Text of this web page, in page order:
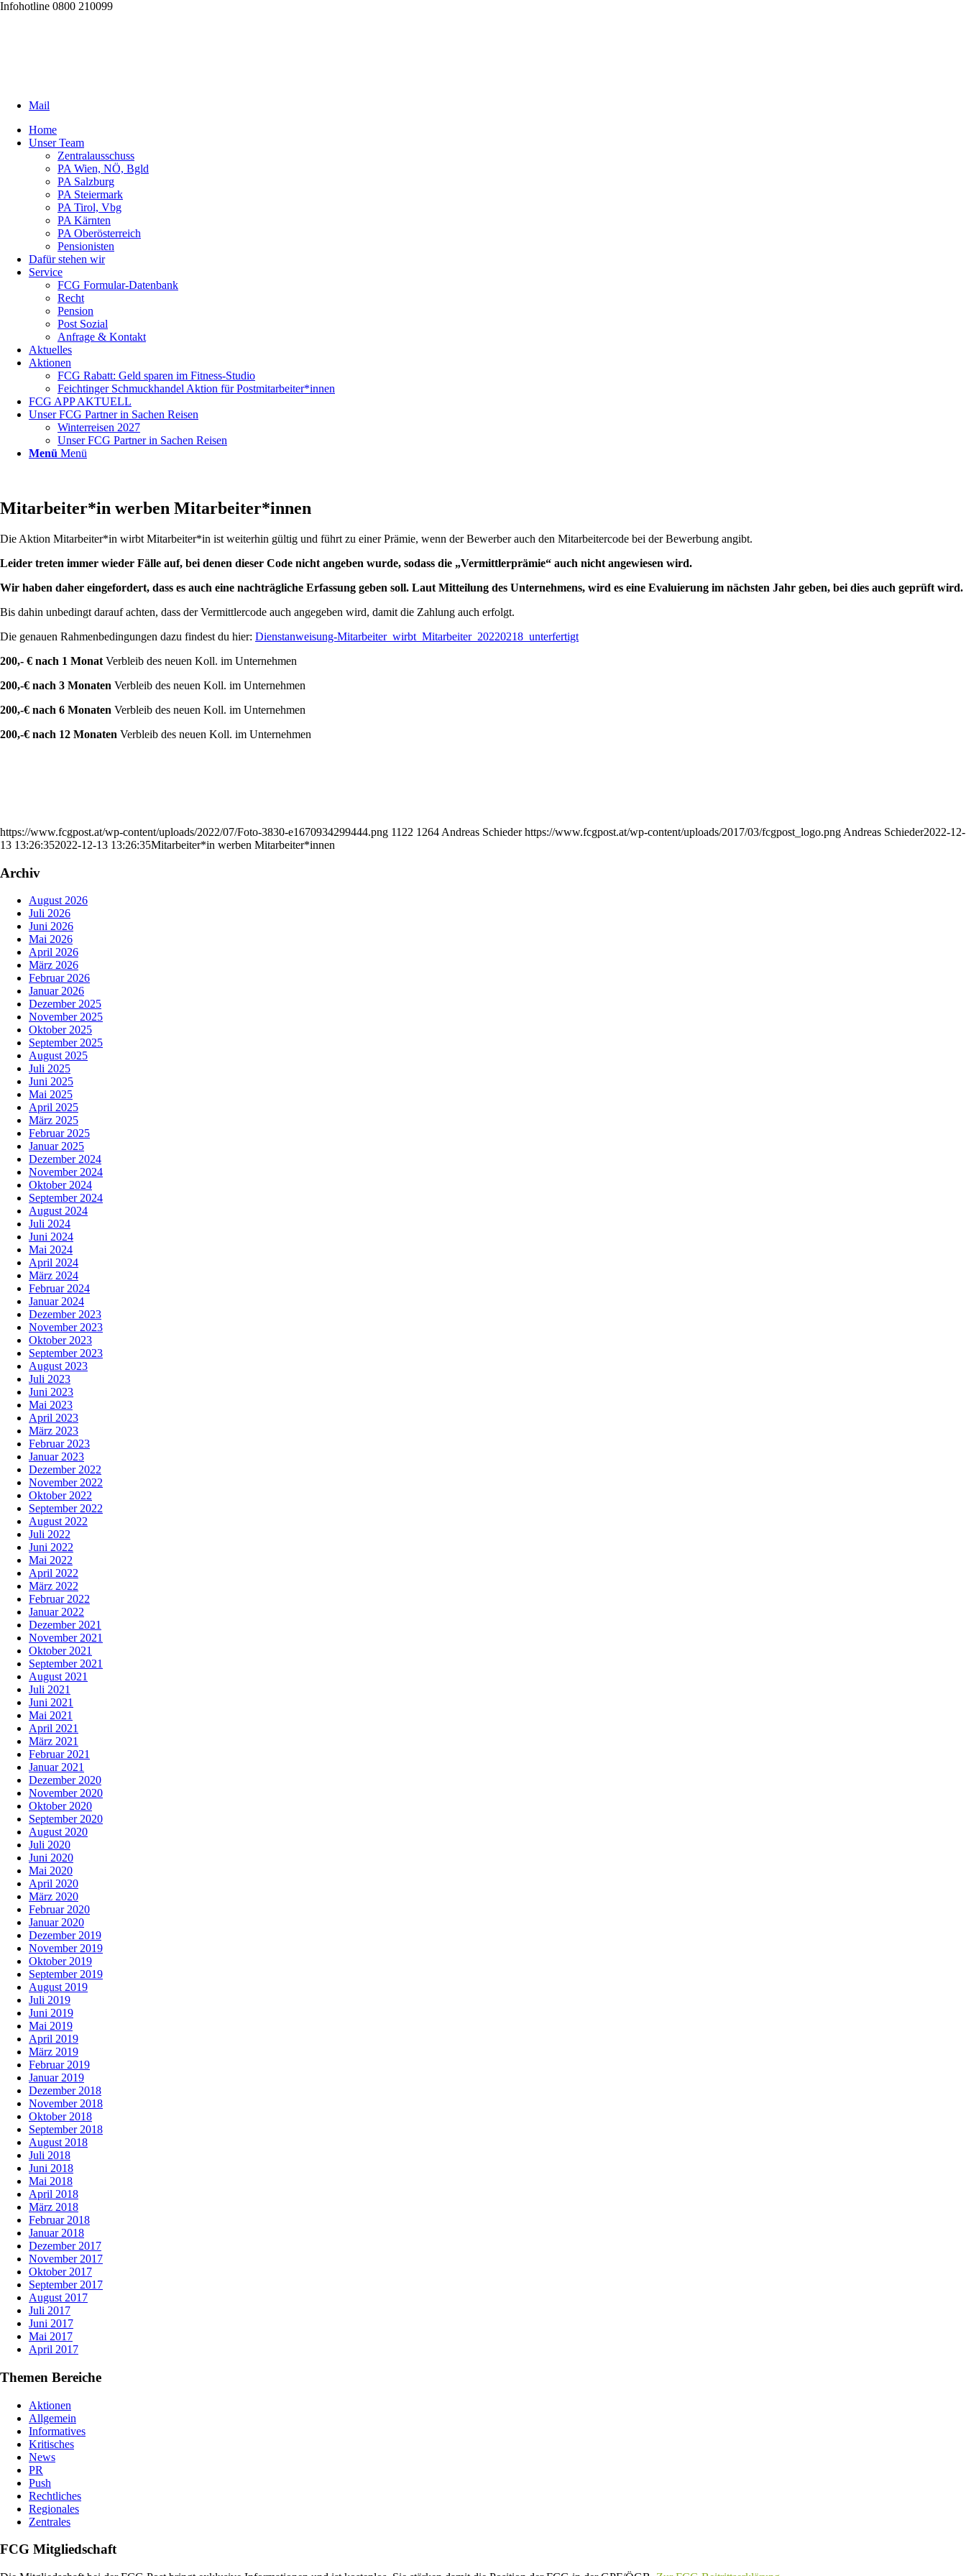
Infohotline 0800 210099
Mail
Home
Unser Team
Zentralausschuss
PA Wien, NÖ, Bgld
PA Salzburg
PA Steiermark
PA Tirol, Vbg
PA Kärnten
PA Oberösterreich
Pensionisten
Dafür stehen wir
Service
FCG Formular-Datenbank
Recht
Pension
Post Sozial
Anfrage & Kontakt
Aktuelles
Aktionen
FCG Rabatt: Geld sparen im Fitness-Studio
Feichtinger Schmuckhandel Aktion für Postmitarbeiter*innen
FCG APP AKTUELL
Unser FCG Partner in Sachen Reisen
Winterreisen 2027
Unser FCG Partner in Sachen Reisen
Menü Menü
Mitarbeiter*in werben Mitarbeiter*innen
Die Aktion Mitarbeiter*in wirbt Mitarbeiter*in ist weiterhin gültig und führt zu einer Prämie, wenn der Bewerber auch den Mitarbeitercode bei der Bewerbung angibt.
Leider treten immer wieder Fälle auf, bei denen dieser Code nicht angeben wurde, sodass die „Vermittlerprämie“ auch nicht angewiesen wird.
Wir haben daher eingefordert, dass es auch eine nachträgliche Erfassung geben soll. Laut Mitteilung des Unternehmens, wird es eine Evaluierung im nächsten Jahr geben, bei dies auch geprüft wird.
Bis dahin unbedingt darauf achten, dass der Vermittlercode auch angegeben wird, damit die Zahlung auch erfolgt.
Die genauen Rahmenbedingungen dazu findest du hier: Dienstanweisung-Mitarbeiter_wirbt_Mitarbeiter_20220218_unterfertigt
200,- € nach 1 Monat Verbleib des neuen Koll. im Unternehmen
200,-€ nach 3 Monaten Verbleib des neuen Koll. im Unternehmen
200,-€ nach 6 Monaten Verbleib des neuen Koll. im Unternehmen
200,-€ nach 12 Monaten Verbleib des neuen Koll. im Unternehmen
https://www.fcgpost.at/wp-content/uploads/2022/07/Foto-3830-e1670934299444.png 1122 1264 Andreas Schieder https://www.fcgpost.at/wp-content/uploads/2017/03/fcgpost_logo.png Andreas Schieder2022-12-
13 13:26:352022-12-13 13:26:35Mitarbeiter*in werben Mitarbeiter*innen
Archiv
August 2026
Juli 2026
Juni 2026
Mai 2026
April 2026
März 2026
Februar 2026
Januar 2026
Dezember 2025
November 2025
Oktober 2025
September 2025
August 2025
Juli 2025
Juni 2025
Mai 2025
April 2025
März 2025
Februar 2025
Januar 2025
Dezember 2024
November 2024
Oktober 2024
September 2024
August 2024
Juli 2024
Juni 2024
Mai 2024
April 2024
März 2024
Februar 2024
Januar 2024
Dezember 2023
November 2023
Oktober 2023
September 2023
August 2023
Juli 2023
Juni 2023
Mai 2023
April 2023
März 2023
Februar 2023
Januar 2023
Dezember 2022
November 2022
Oktober 2022
September 2022
August 2022
Juli 2022
Juni 2022
Mai 2022
April 2022
März 2022
Februar 2022
Januar 2022
Dezember 2021
November 2021
Oktober 2021
September 2021
August 2021
Juli 2021
Juni 2021
Mai 2021
April 2021
März 2021
Februar 2021
Januar 2021
Dezember 2020
November 2020
Oktober 2020
September 2020
August 2020
Juli 2020
Juni 2020
Mai 2020
April 2020
März 2020
Februar 2020
Januar 2020
Dezember 2019
November 2019
Oktober 2019
September 2019
August 2019
Juli 2019
Juni 2019
Mai 2019
April 2019
März 2019
Februar 2019
Januar 2019
Dezember 2018
November 2018
Oktober 2018
September 2018
August 2018
Juli 2018
Juni 2018
Mai 2018
April 2018
März 2018
Februar 2018
Januar 2018
Dezember 2017
November 2017
Oktober 2017
September 2017
August 2017
Juli 2017
Juni 2017
Mai 2017
April 2017
Themen Bereiche
Aktionen
Allgemein
Informatives
Kritisches
News
PR
Push
Rechtliches
Regionales
Zentrales
FCG Mitgliedschaft